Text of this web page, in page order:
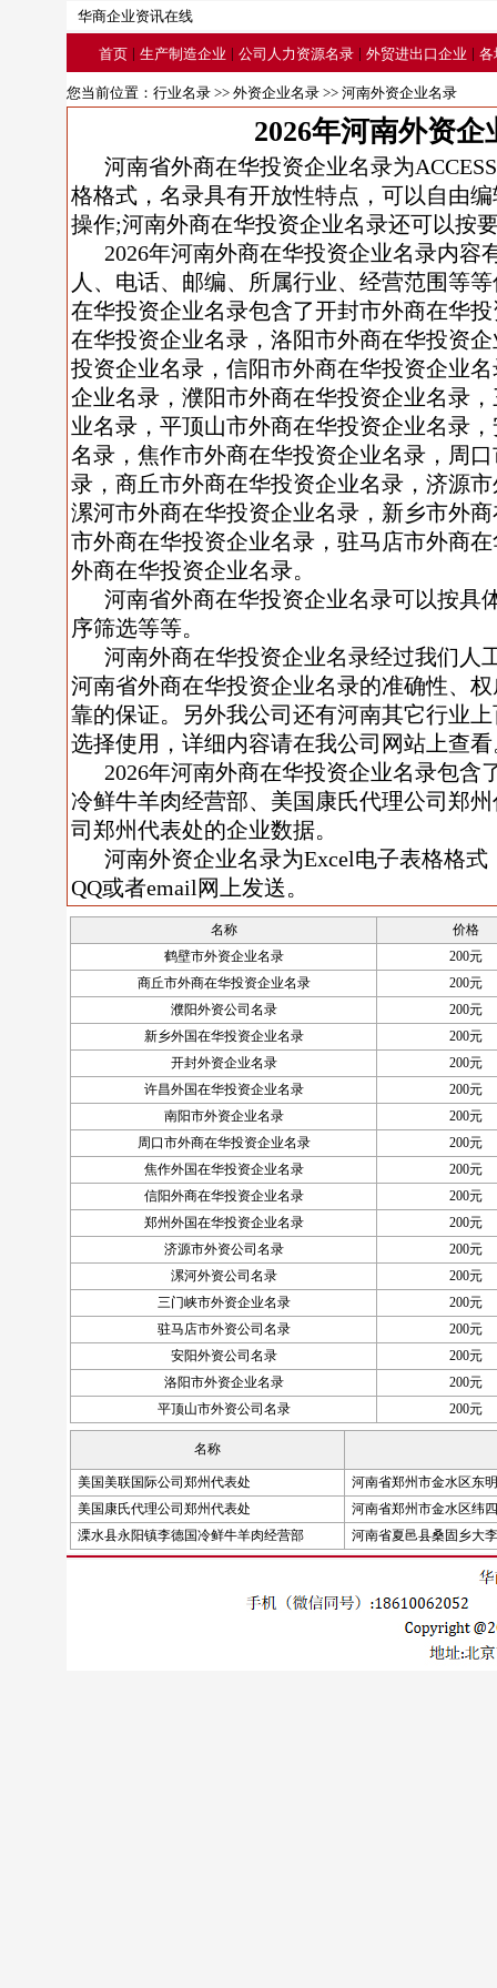
华商企业资讯在线
首页 | 生产制造企业 | 公司人力资源名录 | 外贸进出口企业 | 各
您当前位置： 行业名录 >> 外资企业名录 >> 河南外资企业名录
2026年河南外资企
河南省外商在华投资企业名录为
格格式，名录具有开放性特点，可以自由
操作;河南外商在华投资企业名录还可以按
2026年河南外商在华投资企业名录内容
人、电话、邮编、所属行业、经营范围等
在华投资企业名录包含了开封市外商在华
在华投资企业名录，洛阳市外商在华投资
投资企业名录，信阳市外商在华投资企业
企业名录，濮阳市外商在华投资企业名录
业名录，平顶山市外商在华投资企业名录
名录，焦作市外商在华投资企业名录，周
录，商丘市外商在华投资企业名录，济源
漯河市外商在华投资企业名录，新乡市外
市外商在华投资企业名录，驻马店市外商
外商在华投资企业名录。
河南省外商在华投资企业名录可以按具
序筛选等等。
河南外商在华投资企业名录经过我们人
河南省外商在华投资企业名录的准确性、
靠的保证。另外我公司还有河南其它行业
选择使用，详细内容请在我公司网站上查看
2026年河南外商在华投资企业名录包含
冷鲜牛羊肉经营部、美国康氏代理公司郑
司郑州代表处的企业数据。
河南外资企业名录为Excel电子表格格
QQ或者email网上发送。
名称
价格
鹤壁市外资企业名录
200元
商丘市外商在华投资企业名录
200元
濮阳外资公司名录
200元
新乡外国在华投资企业名录
200元
开封外资企业名录
200元
许昌外国在华投资企业名录
200元
南阳市外资企业名录
200元
周口市外商在华投资企业名录
200元
焦作外国在华投资企业名录
200元
信阳外商在华投资企业名录
200元
郑州外国在华投资企业名录
200元
济源市外资公司名录
200元
漯河外资公司名录
200元
三门峡市外资企业名录
200元
驻马店市外资公司名录
200元
安阳外资公司名录
200元
洛阳市外资企业名录
200元
平顶山市外资公司名录
200元
名称
美国美联国际公司郑州代表处
河南省郑州市金水区东
美国康氏代理公司郑州代表处
河南省郑州市金水区纬
溧水县永阳镇李德国冷鲜牛羊肉经营部
河南省夏邑县桑固乡大